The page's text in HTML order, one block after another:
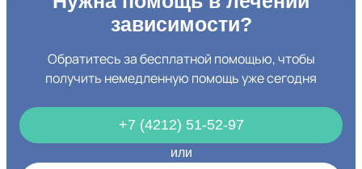
зависимости?
Обратитесь за бесплатной помощью, чтобы
получить немедленную помощь уже сегодня
+7 (4212) 51-52-97
или